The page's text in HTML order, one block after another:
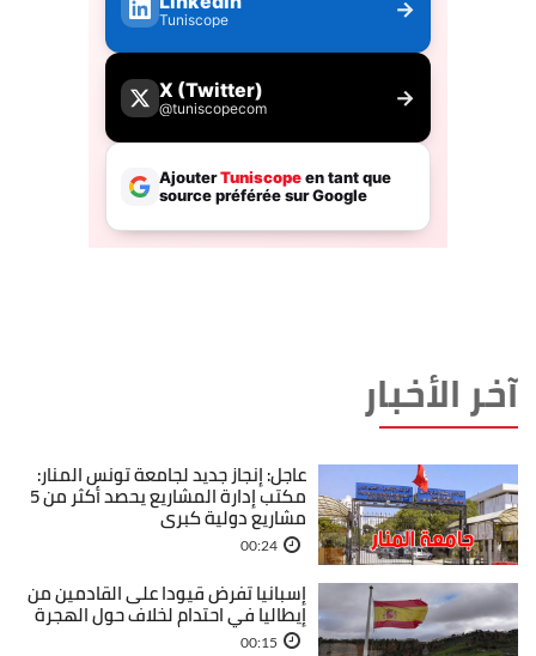
آخر الأخبار
عاجل: إنجاز جديد لجامعة تونس المنار:
مكتب إدارة المشاريع يحصد أكثر من 5
مشاريع دولية كبرى
00:24
إسبانيا تفرض قيودا على القادمين من
إيطاليا في احتدام لخلاف حول الهجرة
00:15